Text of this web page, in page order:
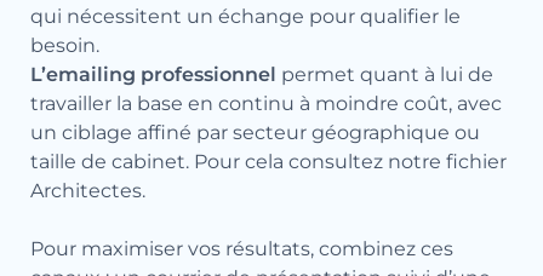
qui nécessitent un échange pour qualifier le
besoin.
L’emailing professionnel permet quant à lui de
travailler la base en continu à moindre coût, avec
un ciblage affiné par secteur géographique ou
taille de cabinet. Pour cela consultez notre fichier
Architectes.
Pour maximiser vos résultats, combinez ces